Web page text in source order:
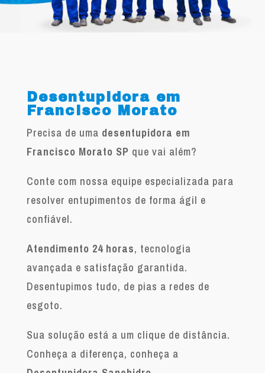
Desentupidora em
Francisco Morato
Precisa de uma desentupidora em
Francisco Morato SP que vai além?
Conte com nossa equipe especializada para
resolver entupimentos de forma ágil e
confiável.
Atendimento 24 horas, tecnologia
avançada e satisfação garantida.
Desentupimos tudo, de pias a redes de
esgoto.
Sua solução está a um clique de distância.
Conheça a diferença, conheça a